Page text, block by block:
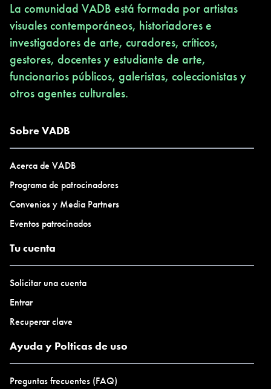
La comunidad VADB está formada por artistas
visuales contemporáneos, historiadores e
investigadores de arte, curadores, críticos,
gestores, docentes y estudiante de arte,
funcionarios públicos, galeristas, coleccionistas y
otros agentes culturales.
Sobre VADB
Acerca de VADB
Programa de patrocinadores
Convenios y Media Partners
Eventos patrocinados
Tu cuenta
Solicitar una cuenta
Entrar
Recuperar clave
Ayuda y Polticas de uso
Preguntas frecuentes (FAQ)